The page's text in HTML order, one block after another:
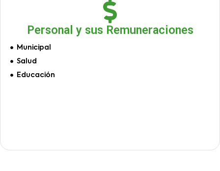
Personal y sus Remuneraciones
Municipal
Salud
Educación